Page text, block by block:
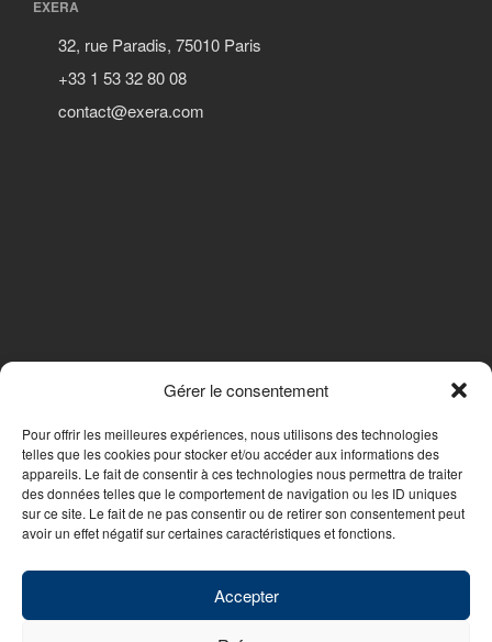
Gérer le consentement
Pour offrir les meilleures expériences, nous utilisons des technologies
telles que les cookies pour stocker et/ou accéder aux informations des
appareils. Le fait de consentir à ces technologies nous permettra de traiter
des données telles que le comportement de navigation ou les ID uniques
sur ce site. Le fait de ne pas consentir ou de retirer son consentement peut
avoir un effet négatif sur certaines caractéristiques et fonctions.
Accepter
EXERA
32, rue Paradis, 75010 Paris
+33 1 53 32 80 08
contact@exera.com
Nous contacter
© 2026 - WebDesign PFS Concept Toulon|Mentions légales|Politique